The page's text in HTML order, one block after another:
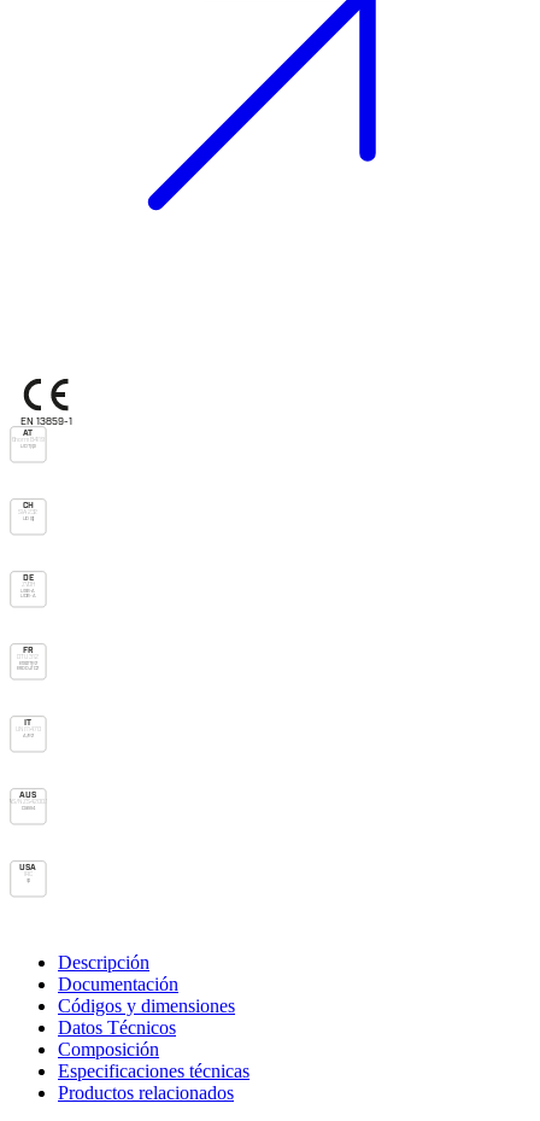
EN 13859-1
AT
Önorm B4119
UD Typ I
CH
SIA 232
UD (g)
DE
ZVDH
USB-A
UDB-A
FR
DTU 31.2
E1 Sd1 TR2
E600 Jf C2
IT
UNI 11470
A/R2
AUS
AS/NZS 4200.1
Class 4
USA
IRC
Descripción
Documentación
Códigos y dimensiones
Datos Técnicos
Composición
Especificaciones técnicas
Productos relacionados